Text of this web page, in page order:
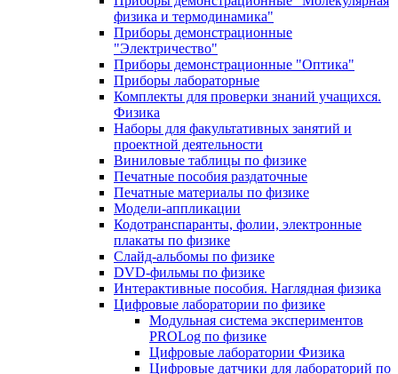
физика и термодинамика"
Приборы демонстрационные
"Электричество"
Приборы демонстрационные "Оптика"
Приборы лабораторные
Комплекты для проверки знаний учащихся.
Физика
Наборы для факультативных занятий и
проектной деятельности
Виниловые таблицы по физике
Печатные пособия раздаточные
Печатные материалы по физике
Модели-аппликации
Кодотранспаранты, фолии, электронные
плакаты по физике
Слайд-альбомы по физике
DVD-фильмы по физике
Интерактивные пособия. Наглядная физика
Цифровые лаборатории по физике
Модульная система экспериментов
PROLog по физике
Цифровые лаборатории Физика
Цифровые датчики для лабораторий по